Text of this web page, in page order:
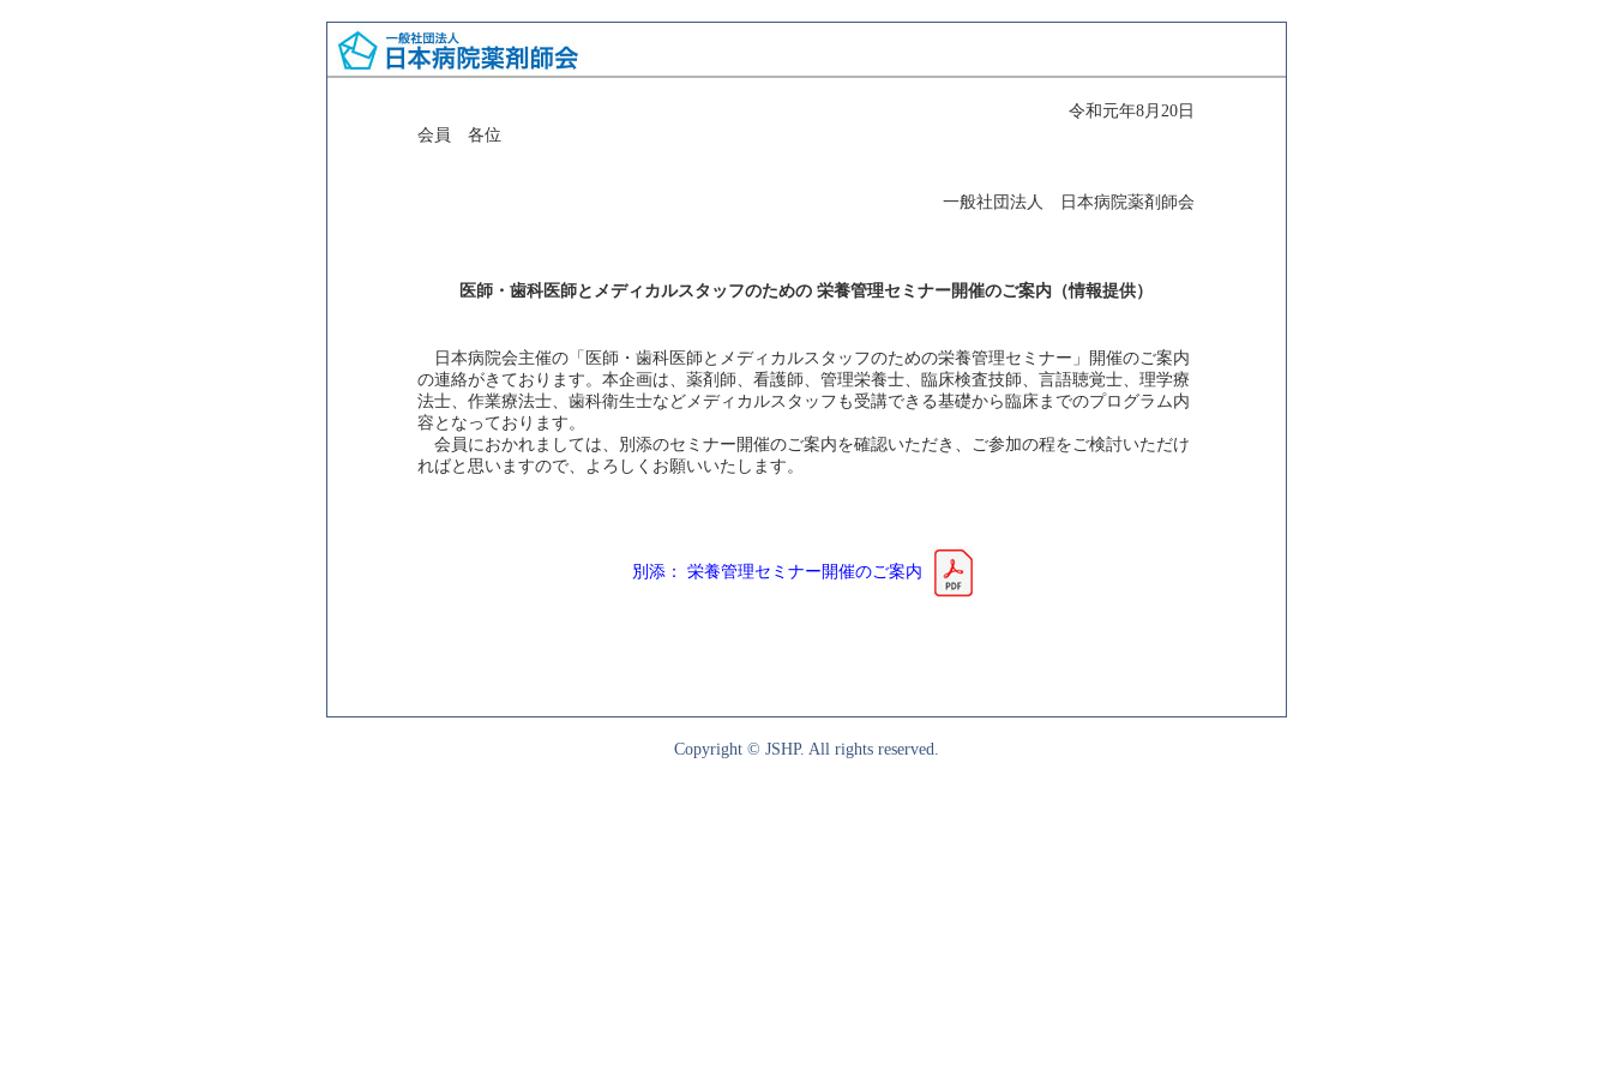
令和元年8月20日
会員 各位
一般社団法人 日本病院薬剤師会
医師・歯科医師とメディカルスタッフのための 栄養管理セミナー開催のご案内（情報提供）
日本病院会主催の「医師・歯科医師とメディカルスタッフのための栄養管理セミナー」開催のご案内
の連絡がきております。本企画は、薬剤師、看護師、管理栄養士、臨床検査技師、言語聴覚士、理学療
法士、作業療法士、歯科衛生士などメディカルスタッフも受講できる基礎から臨床までのプログラム内
容となっております。
会員におかれましては、別添のセミナー開催のご案内を確認いただき、ご参加の程をご検討いただけ
ればと思いますので、よろしくお願いいたします。
別添： 栄養管理セミナー開催のご案内
Copyright © JSHP. All rights reserved.